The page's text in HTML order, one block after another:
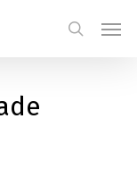
search